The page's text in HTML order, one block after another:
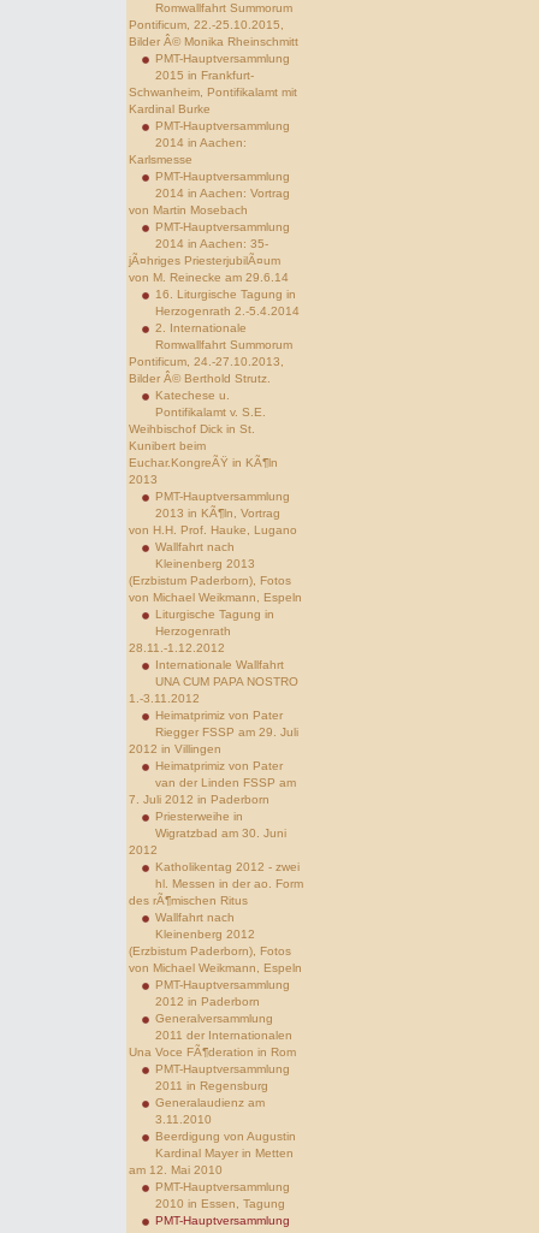
Romwallfahrt Summorum
Pontificum, 22.-25.10.2015,
Bilder Â© Monika Rheinschmitt
PMT-Hauptversammlung
2015 in Frankfurt-
Schwanheim, Pontifikalamt mit
Kardinal Burke
PMT-Hauptversammlung
2014 in Aachen:
Karlsmesse
PMT-Hauptversammlung
2014 in Aachen: Vortrag
von Martin Mosebach
PMT-Hauptversammlung
2014 in Aachen: 35-
jÃ¤hriges PriesterjubilÃ¤um
von M. Reinecke am 29.6.14
16. Liturgische Tagung in
Herzogenrath 2.-5.4.2014
2. Internationale
Romwallfahrt Summorum
Pontificum, 24.-27.10.2013,
Bilder Â© Berthold Strutz.
Katechese u.
Pontifikalamt v. S.E.
Weihbischof Dick in St.
Kunibert beim
Euchar.KongreÃŸ in KÃ¶ln
2013
PMT-Hauptversammlung
2013 in KÃ¶ln, Vortrag
von H.H. Prof. Hauke, Lugano
Wallfahrt nach
Kleinenberg 2013
(Erzbistum Paderborn), Fotos
von Michael Weikmann, Espeln
Liturgische Tagung in
Herzogenrath
28.11.-1.12.2012
Internationale Wallfahrt
UNA CUM PAPA NOSTRO
1.-3.11.2012
Heimatprimiz von Pater
Riegger FSSP am 29. Juli
2012 in Villingen
Heimatprimiz von Pater
van der Linden FSSP am
7. Juli 2012 in Paderborn
Priesterweihe in
Wigratzbad am 30. Juni
2012
Katholikentag 2012 - zwei
hl. Messen in der ao. Form
des rÃ¶mischen Ritus
Wallfahrt nach
Kleinenberg 2012
(Erzbistum Paderborn), Fotos
von Michael Weikmann, Espeln
PMT-Hauptversammlung
2012 in Paderborn
Generalversammlung
2011 der Internationalen
Una Voce FÃ¶deration in Rom
PMT-Hauptversammlung
2011 in Regensburg
Generalaudienz am
3.11.2010
Beerdigung von Augustin
Kardinal Mayer in Metten
am 12. Mai 2010
PMT-Hauptversammlung
2010 in Essen, Tagung
PMT-Hauptversammlung